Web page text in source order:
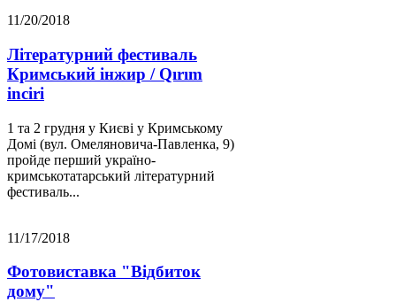
11/20/2018
Літературний фестиваль
Кримський інжир / Qırım
inciri
1 та 2 грудня у Києві у Кримському
Домі (вул. Омеляновича-Павленка, 9)
пройде перший україно-
кримськотатарський літературний
фестиваль...
11/17/2018
Фотовиставка "Відбиток
дому"